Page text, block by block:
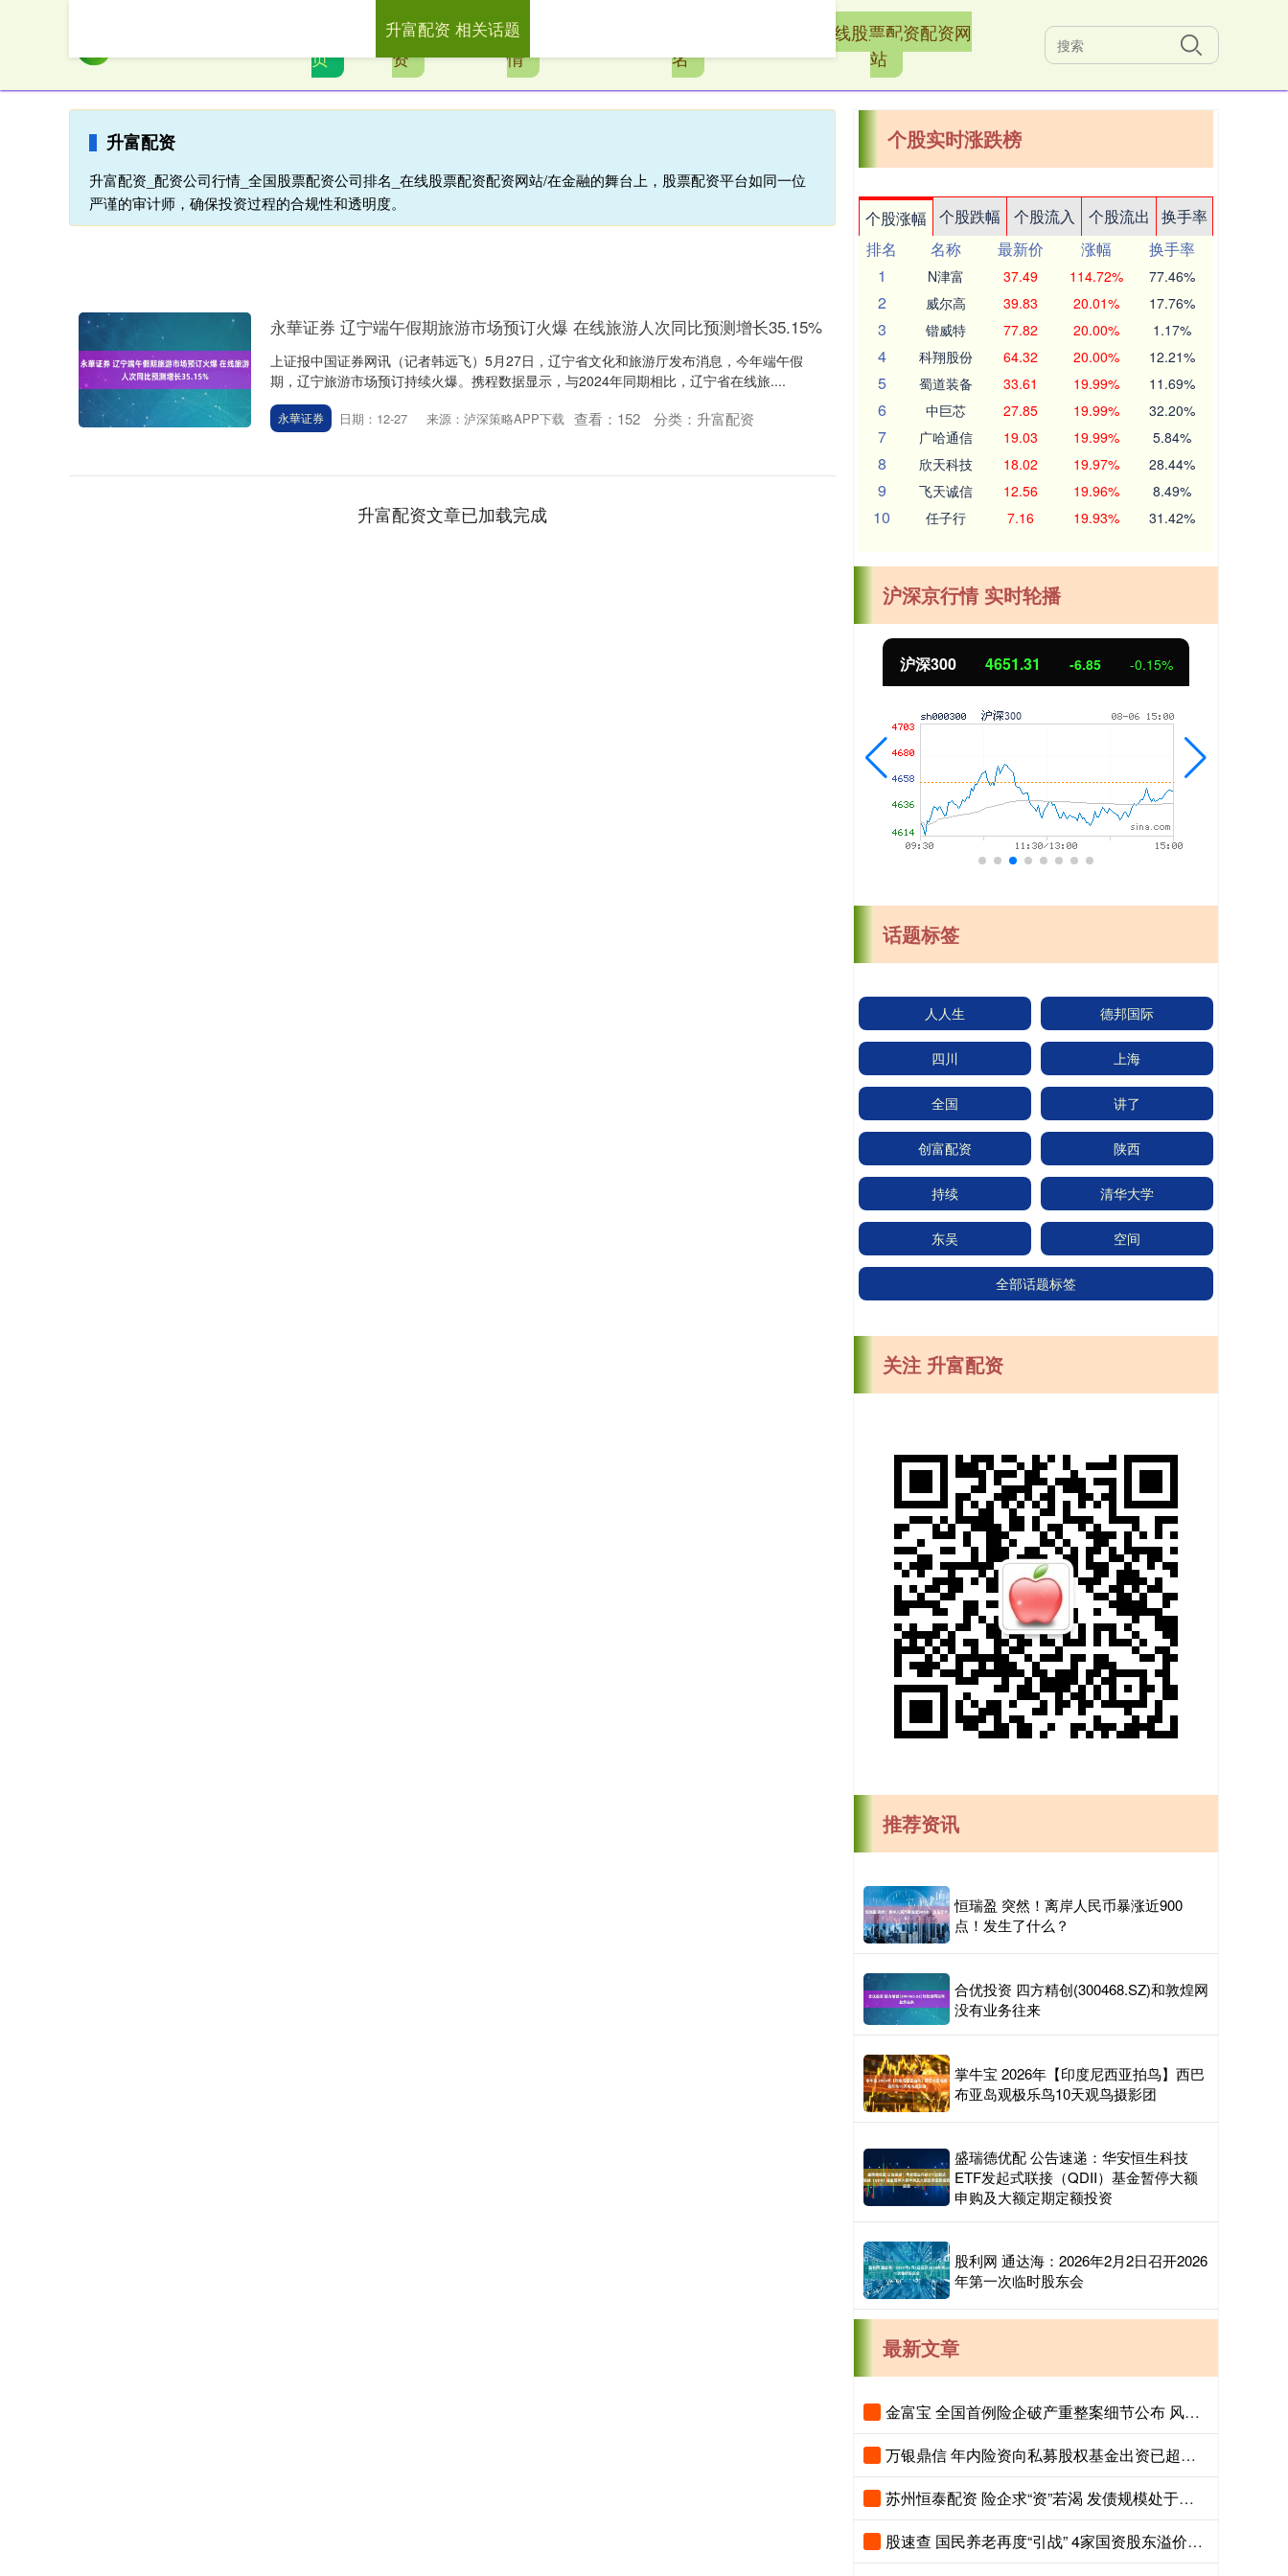
页
升富配
资
配资公司行
情
名
在线股票配资配资网
站
升富配资
升富配资_配资公司行情_全国股票配资公司排名_在线股票配资配资网站/在金融的舞台上，股票配资平台如同一位
严谨的审计师，确保投资过程的合规性和透明度。
升富配资 相关话题
永華证券 辽宁端午假期旅游市场预订火爆 在线旅游人次同比预测增长35.15%
上证报中国证券网讯（记者韩远飞）5月27日，辽宁省文化和旅游厅发布消息，今年端午假
期，辽宁旅游市场预订持续火爆。携程数据显示，与2024年同期相比，辽宁省在线旅....
永華证券 日期：12-27 来源：泸深策略APP下载 查看： 152 分类： 升富配资
升富配资文章已加载完成
个股实时涨跌榜
个股涨幅 个股跌幅 个股流入 个股流出
换手率
排名
名称 最新价 涨幅
换手率
1
N津富 37.49 114.72% 77.46%
2 威尔高 39.83 20.01% 17.76%
3 锴威特 77.82 20.00% 1.17%
4 科翔股份 64.32 20.00% 12.21%
5 蜀道装备 33.61 19.99% 11.69%
6 中巨芯 27.85 19.99% 32.20%
7 广哈通信 19.03 19.99% 5.84%
8 欣天科技 18.02 19.97% 28.44%
9 飞天诚信 12.56 19.96% 8.49%
10 任子行 7.16 19.93% 31.42%
沪深京行情 实时轮播
-6.85 -0.15% 北证50
话题标签
人人生 德邦国际
四川 上海
全国 讲了
创富配资 陕西
持续 清华大学
东吴 空间
全部话题标签
关注 升富配资
推荐资讯
恒瑞盈 突然！离岸人民币暴涨近900
点！发生了什么？
合优投资 四方精创(300468.SZ)和敦煌网
没有业务往来
掌牛宝 2026年【印度尼西亚拍鸟】西巴
布亚岛观极乐鸟10天观鸟摄影团
盛瑞德优配 公告速递：华安恒生科技
ETF发起式联接（QDII）基金暂停大额
申购及大额定期定额投资
股利网 通达海：2026年2月2日召开2026
年第一次临时股东会
最新文章
金富宝 全国首例险企破产重整案细节公布 风险隔离机制保障保单债权人权益
万银鼎信 年内险资向私募股权基金出资已超千亿元
苏州恒泰配资 险企求“资”若渴 发债规模处于高位
股速查 国民养老再度“引战” 4家国资股东溢价20%入场